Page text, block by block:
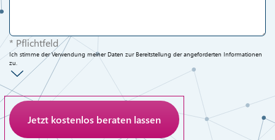
* Pflichtfeld
Ich stimme der Verwendung meiner Daten zur Bereitstellung der angeforderten Informationen
zu.